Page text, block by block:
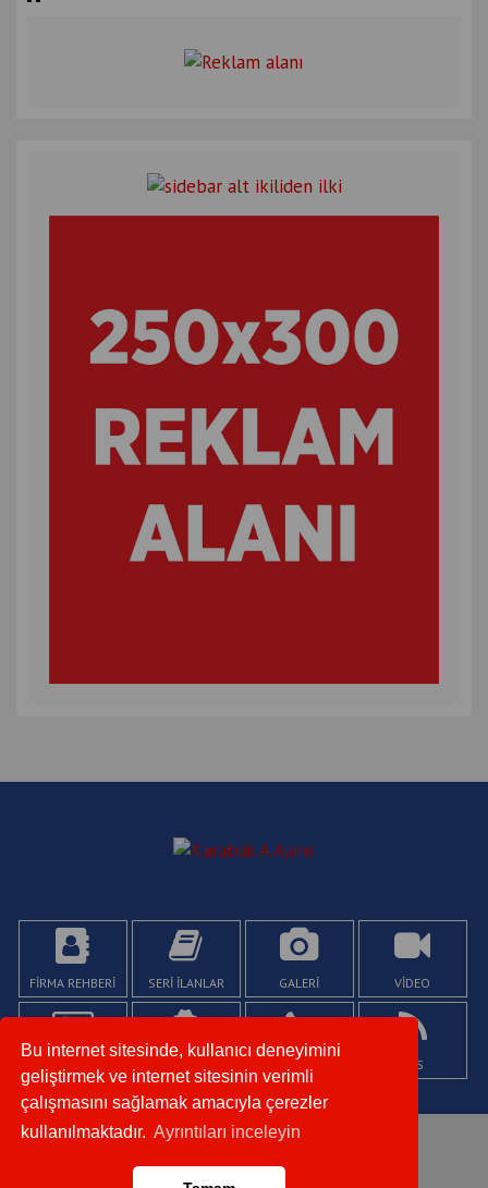
Bu internet sitesinde, kullanıcı deneyimini
geliştirmek ve internet sitesinin verimli
çalışmasını sağlamak amacıyla çerezler
kullanılmaktadır. Ayrıntıları inceleyin
FİRMA REHBERİ SERİ İLANLAR GALERİ VİDEO
İLETİŞİM RSS